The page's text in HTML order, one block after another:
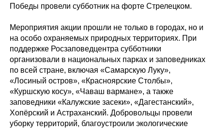
Победы провели субботник на форте Стрелецком.
Мероприятия акции прошли не только в городах, но и
на особо охраняемых природных территориях. При
поддержке Росзаповедцентра субботники
организовали в национальных парках и заповедниках
по всей стране, включая «Самарскую Луку»,
«Лосиный остров», «Красноярские Столбы»,
«Куршскую косу», «Чаваш вармане», а также
заповедники «Калужские засеки», «Дагестанский»,
Хопёрский и Астраханский. Добровольцы провели
уборку территорий, благоустроили экологические